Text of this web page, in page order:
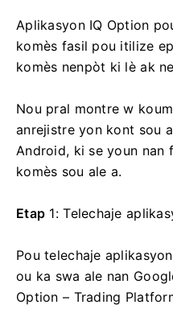
Aplikasyon IQ Option
komès fasil pou itilize
komès nenpòt ki lè ak
Nou pral montre w
anrejistre yon kont sou
Android, ki se youn
komès sou ale a.
Etap 1: Telechaje
Pou telechaje
ou ka swa ale nan
Option – Trading